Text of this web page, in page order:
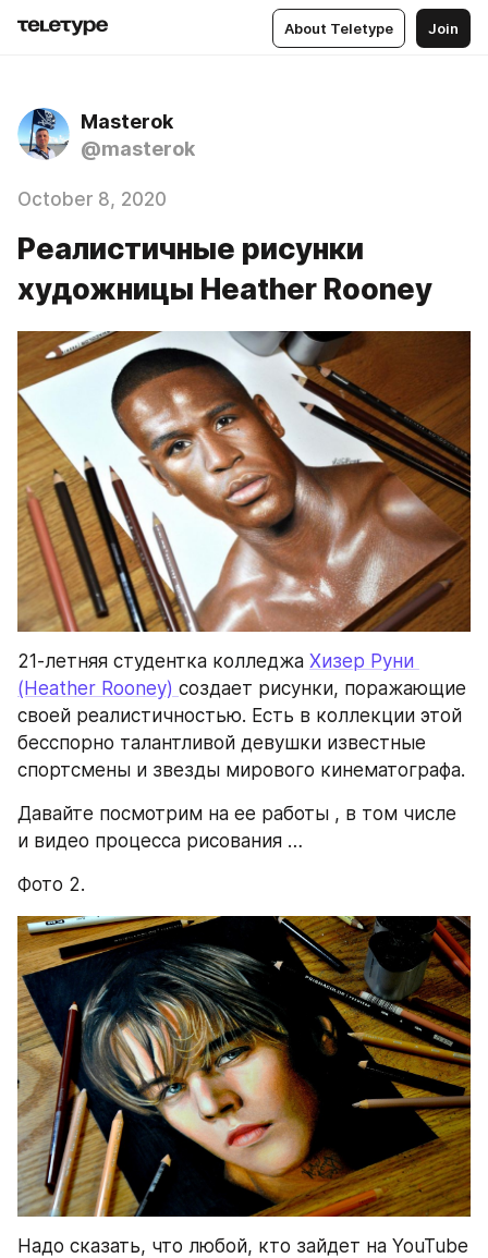
About Teletype Join
Masterok
@masterok
October 8, 2020
Реалистичные рисунки
художницы Heather Rooney
21-летняя студентка колледжа Хизер Руни
(Heather Rooney) создает рисунки, поражающие
своей реалистичностью. Есть в коллекции этой
бесспорно талантливой девушки известные
спортсмены и звезды мирового кинематографа.
Давайте посмотрим на ее работы , в том числе
и видео процесса рисования …
Фото 2.
Надо сказать, что любой, кто зайдет на YouTube